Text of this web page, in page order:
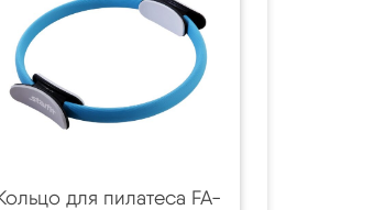
для пилатеса FA-